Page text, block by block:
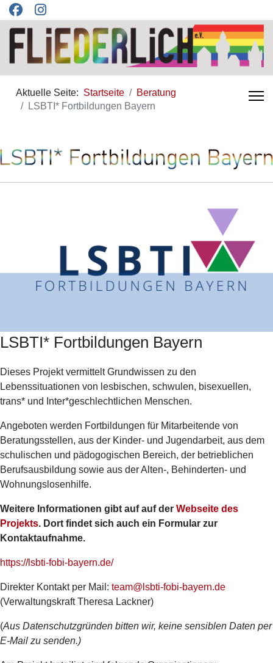
Aktuelle Seite: Startseite
Beratung
LSBTI* Fortbildungen Bayern
LSBTI* Fortbildungen Bayern
Dieses Projekt vermittelt Grundwissen zu den
Lebenssituationen von lesbischen, schwulen, bisexuellen,
trans* und Inter*geschlechtlichen Menschen.
Angeboten werden Fortbildungen für Mitarbeitende von
Beratungsstellen, aus der Kinder- und Jugendarbeit, aus dem
schulischen und pädogogischen Bereich, der betrieblichen
Berufsausbildung sowie aus der Alten-, Behinderten- und
Wohnungslosenhilfe.
Weitere Informationen gibt auf auf der Webseite des
Projekts. Dort findet sich auch ein Formular zur
Kontaktaufnahme.
https://lsbti-fobi-bayern.de/
Direkter Kontakt per Mail: team@lsbti-fobi-bayern.de
(Verwaltungskraft Theresa Lackner)
(Aus Datenschutzgründen bitten wir, keine sensiblen Daten per
E-Mail zu senden.)